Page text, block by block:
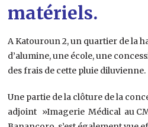
matériels.
A Katouroun 2, un quartier de la
d’alumine, une école, une
des frais de cette pluie diluvienne.
Une partie de la clôture de la
adjoint »Imagerie Médical au